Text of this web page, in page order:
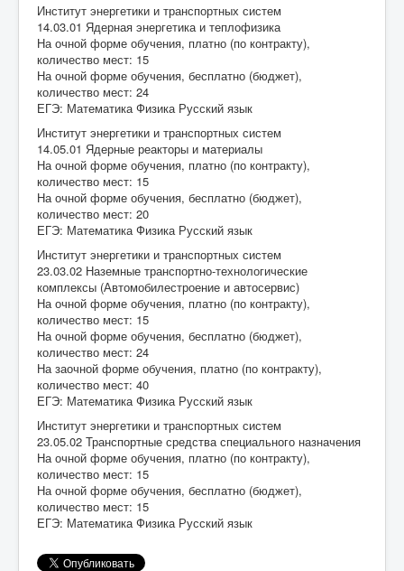
Институт энергетики и транспортных систем
14.03.01 Ядерная энергетика и теплофизика
На очной форме обучения, платно (по контракту),
количество мест: 15
На очной форме обучения, бесплатно (бюджет),
количество мест: 24
ЕГЭ: Математика Физика Русский язык
Институт энергетики и транспортных систем
14.05.01 Ядерные реакторы и материалы
На очной форме обучения, платно (по контракту),
количество мест: 15
На очной форме обучения, бесплатно (бюджет),
количество мест: 20
ЕГЭ: Математика Физика Русский язык
Институт энергетики и транспортных систем
23.03.02 Наземные транспортно-технологические
комплексы (Автомобилестроение и автосервис)
На очной форме обучения, платно (по контракту),
количество мест: 15
На очной форме обучения, бесплатно (бюджет),
количество мест: 24
На заочной форме обучения, платно (по контракту),
количество мест: 40
ЕГЭ: Математика Физика Русский язык
Институт энергетики и транспортных систем
23.05.02 Транспортные средства специального назначения
На очной форме обучения, платно (по контракту),
количество мест: 15
На очной форме обучения, бесплатно (бюджет),
количество мест: 15
ЕГЭ: Математика Физика Русский язык